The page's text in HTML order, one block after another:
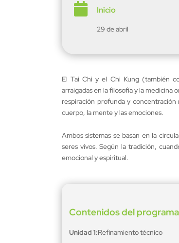
 Inicio
29 de abril
El Tai Chi y el Chi Kung (también
arraigadas en la filosofía y la medicina
respiración profunda y
cuerpo, la mente y las emociones.
Ambos sistemas se basan en la
seres vivos. Según la tradición,
emocional y espiritual.
Contenidos del programa
Unidad 1:Refinamiento técnico